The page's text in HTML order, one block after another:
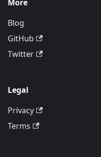
More
Blog
GitHub
Twitter
Legal
Privacy
Terms